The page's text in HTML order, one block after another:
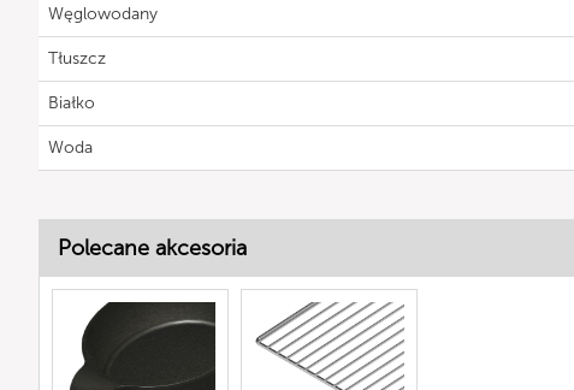
Węglowodany
Tłuszcz
Białko
Woda
Polecane akcesoria